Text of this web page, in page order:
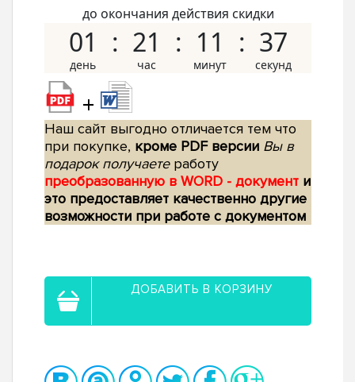
до окончания действия скидки
01 21 11 36
+
Наш сайт выгодно отличается тем что
при покупке, кроме PDF версии Вы в
подарок получаетеработу
преобразованную в WORD - документ и
это предоставляет качественно другие
возможности при работе с документом
ДОБАВИТЬ В КОРЗИНУ